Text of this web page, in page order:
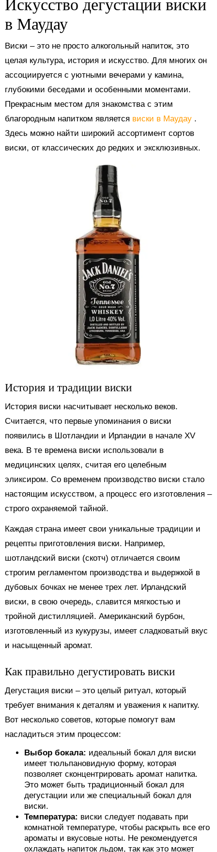
в Маудау
Виски – это не просто алкогольный напиток, это
целая культура, история и искусство. Для многих он
ассоциируется с уютными вечерами у камина,
глубокими беседами и особенными моментами.
Прекрасным местом для знакомства с этим
благородным напитком является виски в Маудау .
Здесь можно найти широкий ассортимент сортов
виски, от классических до редких и эксклюзивных.
История и традиции виски
История виски насчитывает несколько веков.
Считается, что первые упоминания о виски
появились в Шотландии и Ирландии в начале XV
века. В те времена виски использовали в
медицинских целях, считая его целебным
эликсиром. Со временем производство виски стало
настоящим искусством, а процесс его изготовления –
строго охраняемой тайной.
Каждая страна имеет свои уникальные традиции и
рецепты приготовления виски. Например,
шотландский виски (скотч) отличается своим
строгим регламентом производства и выдержкой в
дубовых бочках не менее трех лет. Ирландский
виски, в свою очередь, славится мягкостью и
тройной дистилляцией. Американский бурбон,
изготовленный из кукурузы, имеет сладковатый вкус
и насыщенный аромат.
Как правильно дегустировать виски
Дегустация виски – это целый ритуал, который
требует внимания к деталям и уважения к напитку.
Вот несколько советов, которые помогут вам
насладиться этим процессом:
Выбор бокала: идеальный бокал для виски
имеет тюльпановидную форму, которая
позволяет сконцентрировать аромат напитка.
Это может быть традиционный бокал для
дегустации или же специальный бокал для
виски.
Температура: виски следует подавать при
комнатной температуре, чтобы раскрыть все его
ароматы и вкусовые ноты. Не рекомендуется
охлаждать напиток льдом, так как это может